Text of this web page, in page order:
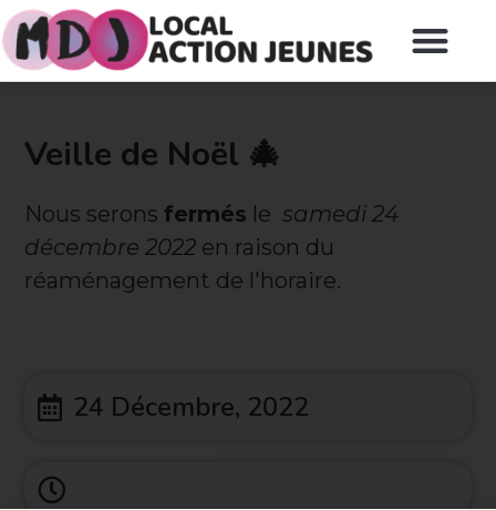
Veille de Noël 🎄
Nous serons fermés lesamedi 24
décembre 2022 en raison du
réaménagement de l'horaire.
24 Décembre, 2022